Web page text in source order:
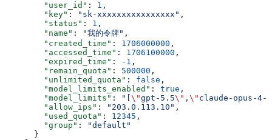
        "user_id"
: 1 ,
        "key"
: "sk-xxxxxxxxxxxxxxxx" ,
        "status"
: 1 ,
        "name"
: "我的令牌" ,
        "created_time"
: 1706000000 ,
        "accessed_time"
: 1706100000 ,
        "expired_time"
: -1 ,
        "remain_quota"
: 500000 ,
        "unlimited_quota"
: false ,
        "model_limits_enabled"
: true ,
        "model_limits"
: "[ \"gpt-5.5\" , \" claude-opus-4-8
        "allow_ips"
: "203.0.113.10" ,
        "used_quota"
: 12345 ,
        "group"
:
"default"
      }